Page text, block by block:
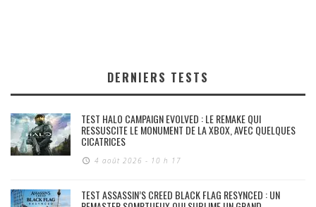
DERNIERS TESTS
TEST HALO CAMPAIGN EVOLVED : LE REMAKE QUI
RESSUSCITE LE MONUMENT DE LA XBOX, AVEC QUELQUES
CICATRICES
4 août 2026 - 10 h 17
TEST ASSASSIN’S CREED BLACK FLAG RESYNCED : UN